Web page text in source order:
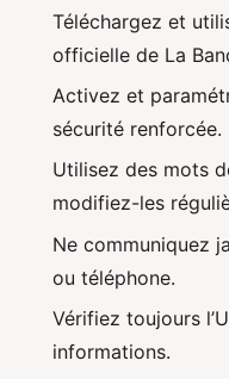
Téléchargez et
officielle de La
Activez et
sécurité renforcée.
Utilisez des mots
modifiez-les
Ne communiquez
ou téléphone.
Vérifiez toujours
informations.